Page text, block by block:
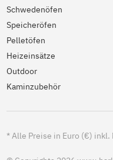
Schwedenöfen
Speicheröfen
Pelletöfen
Heizeinsätze
Outdoor
Kaminzubehör
*Alle Preise in Euro (€)